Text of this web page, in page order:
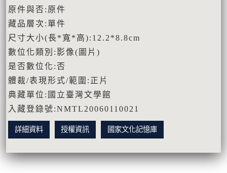
原件與否:原件
藏品層次:單件
尺寸大小(長*寬*高):12.2*8.8cm
數位化類別:影像(圖片)
是否數位化:否
體裁/表現形式/範圍:正片
典藏單位:國立臺灣文學館
入藏登錄號:NMTL20060110021
詳細資料 授權資訊 國家文化記憶庫